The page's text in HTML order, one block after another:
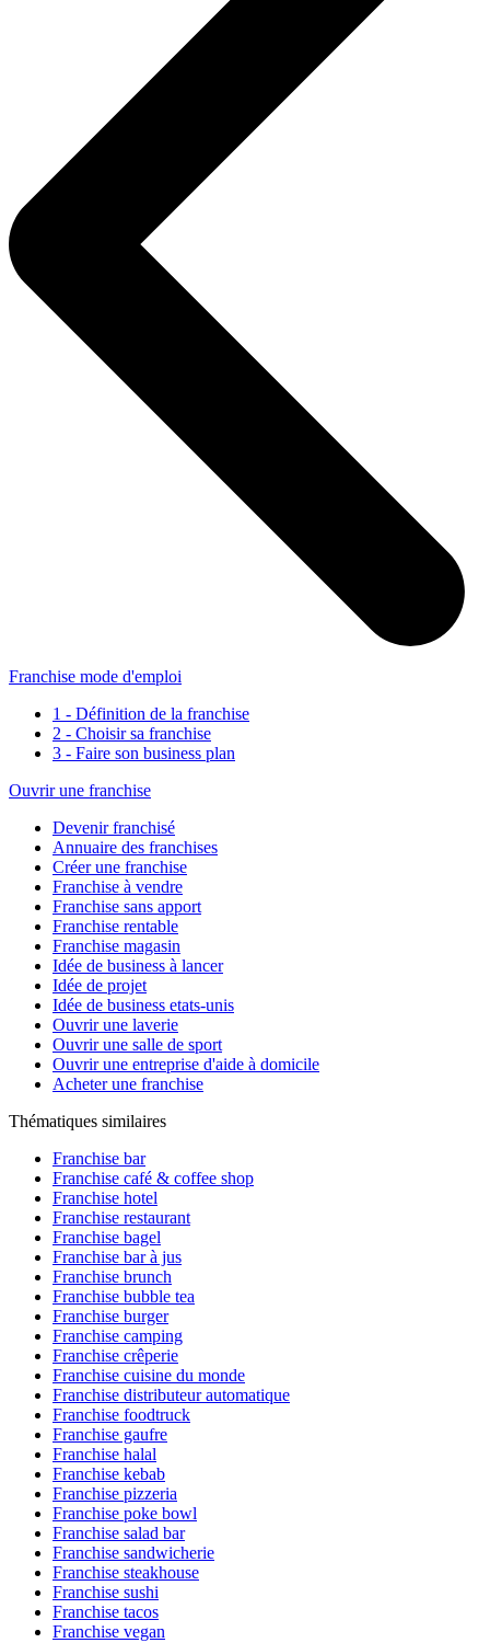
Franchise mode d'emploi
1 - Définition de la franchise
2 - Choisir sa franchise
3 - Faire son business plan
Ouvrir une franchise
Devenir franchisé
Annuaire des franchises
Créer une franchise
Franchise à vendre
Franchise sans apport
Franchise rentable
Franchise magasin
Idée de business à lancer
Idée de projet
Idée de business etats-unis
Ouvrir une laverie
Ouvrir une salle de sport
Ouvrir une entreprise d'aide à domicile
Acheter une franchise
Thématiques similaires
Franchise bar
Franchise café & coffee shop
Franchise hotel
Franchise restaurant
Franchise bagel
Franchise bar à jus
Franchise brunch
Franchise bubble tea
Franchise burger
Franchise camping
Franchise crêperie
Franchise cuisine du monde
Franchise distributeur automatique
Franchise foodtruck
Franchise gaufre
Franchise halal
Franchise kebab
Franchise pizzeria
Franchise poke bowl
Franchise salad bar
Franchise sandwicherie
Franchise steakhouse
Franchise sushi
Franchise tacos
Franchise vegan